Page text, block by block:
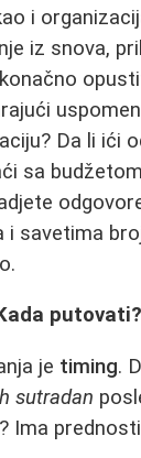
i
iz snova,
Da li ići
sa
i savetima
putovati?
je timing.
sutradan
Ima